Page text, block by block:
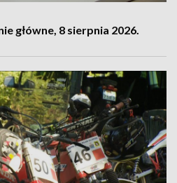
główne, 8 sierpnia 2026.